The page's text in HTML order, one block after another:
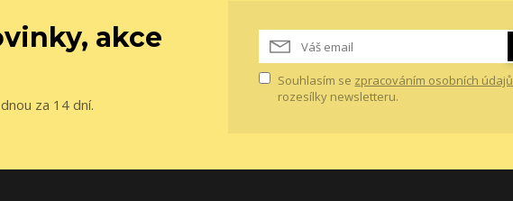
akce
za 14 dní.
Souhlasím se zpracováním osobních údajů
rozesílky newsletteru.